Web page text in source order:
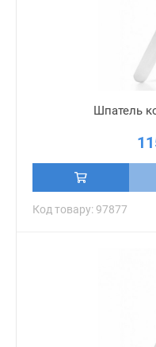
Шпатель
Код товару: 97877